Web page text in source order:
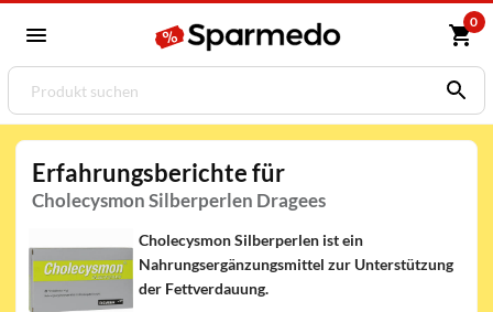
0
Erfahrungsberichte für
Cholecysmon Silberperlen Dragees
Cholecysmon Silberperlen ist ein
Nahrungsergänzungsmittel zur Unterstützung
der Fettverdauung.